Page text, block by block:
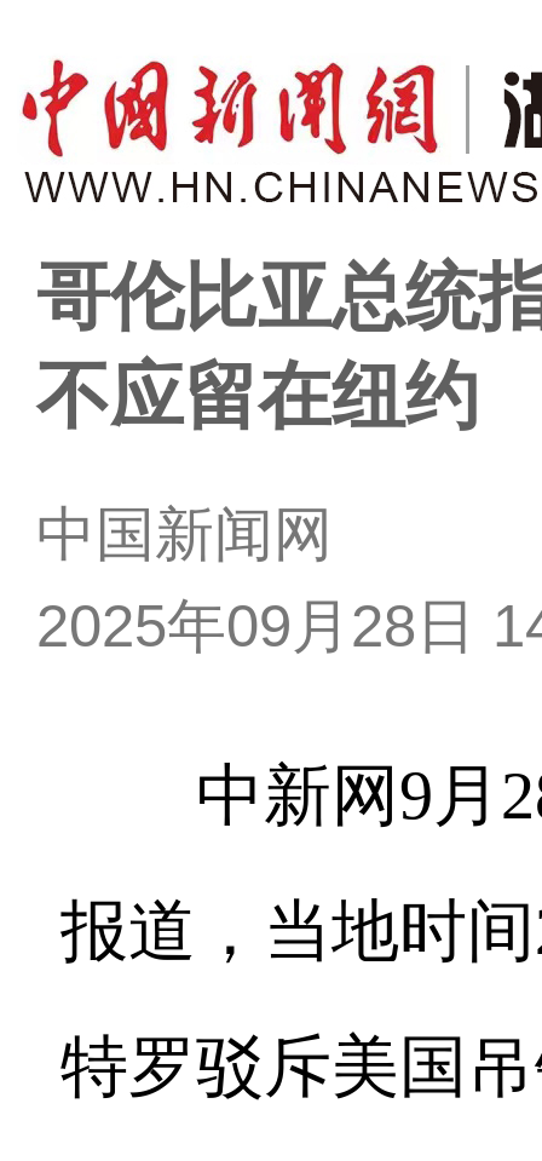
哥伦比亚总统
不应留在纽约
中国新闻网
2025年09月28日
中新网9月28
报道，当地时
特罗驳斥美国